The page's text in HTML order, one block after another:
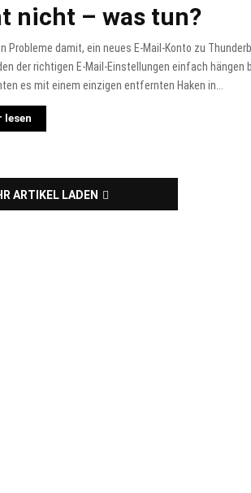
nicht – was tun?
Probleme damit, ein neues E-Mail-Konto zu
der richtigen E-Mail-Einstellungen einfach
es mit einem einzigen entfernten Haken in...
lesen
ARTIKEL LADEN